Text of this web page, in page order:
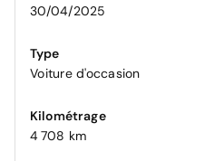
30/04/2025
Type
Voiture d'occasion
Kilométrage
4 708 km